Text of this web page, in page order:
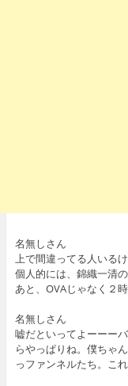
名無しさん
上で間違ってる人いる
個人的には、錦織一清
あと、OVAじゃなく２
名無しさん
嘘だといってよーーー
らやっぱりね。僕ちゃ
っファンネルたち。こ